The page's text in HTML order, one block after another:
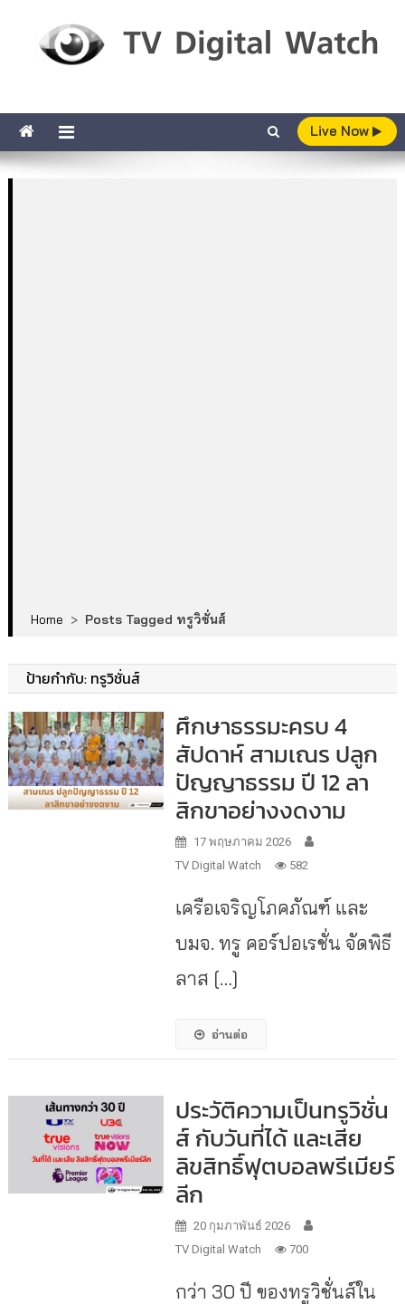
Live Now
Home > Posts Tagged ทรูวิชั่นส์
ป้ายกำกับ: ทรูวิชั่นส์
ศึกษาธรรมะครบ 4
สัปดาห์ สามเณร ปลูก
ปัญญาธรรม ปี 12 ลา
สิกขาอย่างงดงาม
17 พฤษภาคม 2026
TV Digital Watch
582
เครือเจริญโภคภัณฑ์ และ
บมจ. ทรู คอร์ปอเรชั่น จัดพิธี
ลาส […]
อ่านต่อ
ประวัติความเป็นทรูวิชั่น
ส์ กับวันที่ได้ และเสีย
ลิขสิทธิ์ฟุตบอลพรีเมียร์
ลีก
20 กุมภาพันธ์ 2026
TV Digital Watch
700
กว่า 30 ปี ของทรูวิชั่นส์ใน